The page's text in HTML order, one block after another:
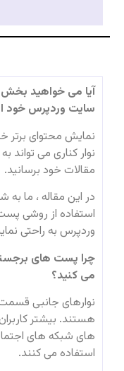
آیا می خواهید بخش
سایت وردپرس خود
نمایش محتوای برتر
نوار کناری می تواند
مقالات خود برسانید.
در این مقاله ، ما
استفاده از روشی
وردپرس به راحتی
چرا پست های
می کنید؟
نوارهای جانبی
هستند. بیشتر
های شبکه های
استفاده می کنند.